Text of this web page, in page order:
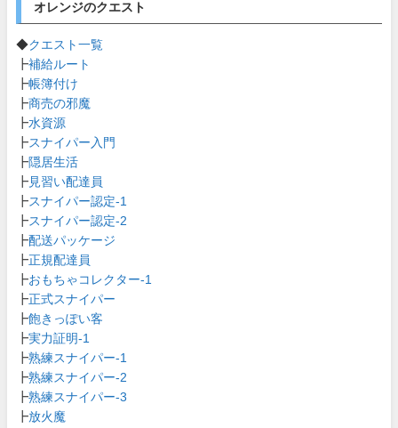
オレンジのクエスト
◆クエスト一覧
┣補給ルート
┣帳簿付け
┣商売の邪魔
┣水資源
┣スナイパー入門
┣隠居生活
┣ 見習い配達員
┣スナイパー認定-1
┣スナイパー認定-2
┣配送パッケージ
┣正規配達員
┣おもちゃコレクター-1
┣正式スナイパー
┣飽きっぽい客
┣実力証明-1
┣熟練スナイパー-1
┣熟練スナイパー-2
┣熟練スナイパー-3
┣放火魔